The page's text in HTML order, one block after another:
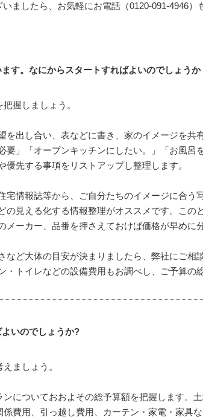
ましたら、お気軽にお電話（0120-091-4946）
す。なにからスタートすればよいのでしょう
握しましょう。
出し合い、表などに書き、家のイメージを共
要」「オープンキッチンにしたい。」「お風呂
優先する事項をリストアップし整理します。
宅情報誌等から、ご自分たちのイメージに合う
の見える化する情報整理がオススメです。この
メーカー、品番を押さえておけば価格が早めに
など大体の目安が決まりましたら、弊社にご相
・トイレなどの設備費用もお調べし、ご予算の
いのでしょうか?
ましょう。
についておおよその総予算額を把握します。土
用、引っ越し費用、カーテン・家電・家具な